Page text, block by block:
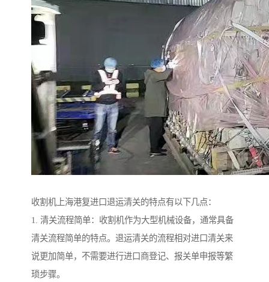
收割机上海港复进口退运清关的特点有以下几点：
1. 清关流程简单：收割机作为大型机械设备，通常具备
清关流程简单的特点。退运清关的流程相对进口清关来
说更加简单，不需要进行进口商登记、报关单申报等繁
琐步骤。